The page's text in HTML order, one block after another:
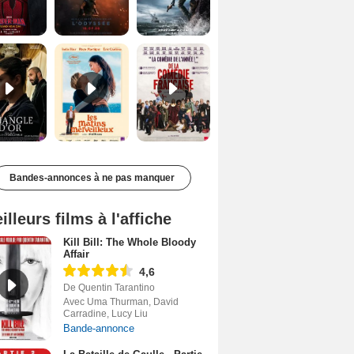
Les Matins merveilleux Bande-annonce VF De la Comédie-Française Teaser VF
Bandes-annonces à ne pas manquer
films à l'affiche
Kill Bill: The Whole Bloody
Affair
4,6
De Quentin Tarantino
Avec Uma Thurman, David
Carradine, Lucy Liu
Bande-annonce